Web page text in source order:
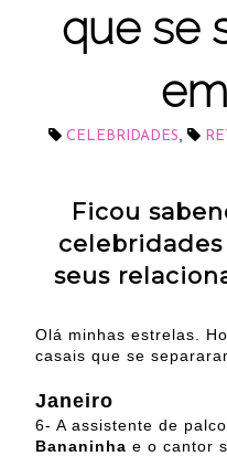
que se
CELEBRIDADES,
Ficou
seus
Olá minhas estrelas.
casais que se
Janeiro
6- A assistente de
Bananinha e o cantor